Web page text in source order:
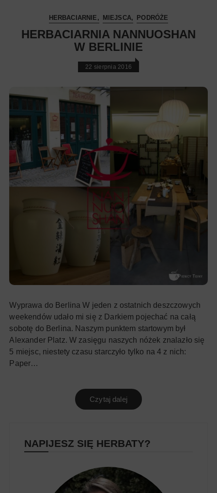
HERBACIARNIE MIEJSCA PODRÓŻE
HERBACIARNIA NANNUOSHAN
W BERLINIE
22 sierpnia 2016
Wyprawa do Berlina W jeden z ostatnich deszczowych
weekendów udało mi się z Darkiem pojechać na całą
sobotę do Berlina. Naszym punktem startowym był
Alexander Platz. W zasięgu naszych nóżek znalazło się
5 miejsc, niestety czasu starczyło tylko na 4 z nich:
Paper…
Czytaj dalej
NAPIJESZ SIĘ HERBATY?